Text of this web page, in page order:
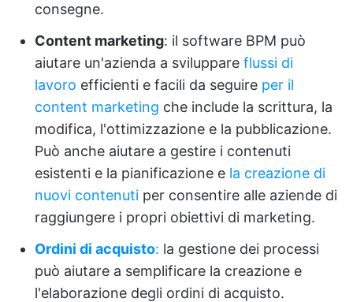
consegne.
Content marketing: il software BPM può
aiutare un'azienda a sviluppare flussi di
lavoro efficienti e facili da seguire per il
content marketing che include la scrittura, la
modifica, l'ottimizzazione e la pubblicazione.
Può anche aiutare a gestire i contenuti
esistenti e la pianificazione e la creazione di
nuovi contenuti per consentire alle aziende di
raggiungere i propri obiettivi di marketing.
Ordini di acquisto: la gestione dei processi
può aiutare a semplificare la creazione e
l'elaborazione degli ordini di acquisto.